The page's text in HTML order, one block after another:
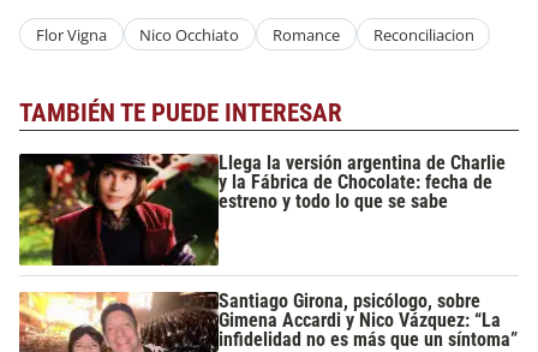
Flor Vigna Nico Occhiato Romance Reconciliacion
TAMBIÉN TE PUEDE INTERESAR
Llega la versión argentina de Charlie
y la Fábrica de Chocolate: fecha de
estreno y todo lo que se sabe
Santiago Girona, psicólogo, sobre
Gimena Accardi y Nico Vázquez: “La
infidelidad no es más que un síntoma”